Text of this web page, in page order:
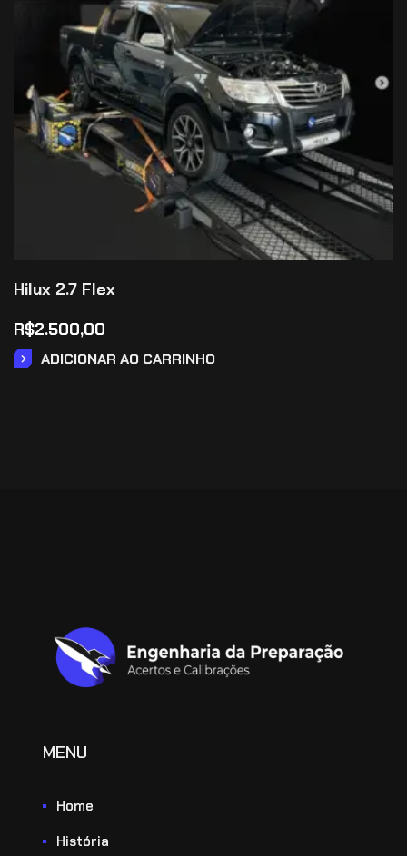
Hilux 2.7 Flex
R$2.500,00
ADICIONAR AO CARRINHO
MENU
Home
História